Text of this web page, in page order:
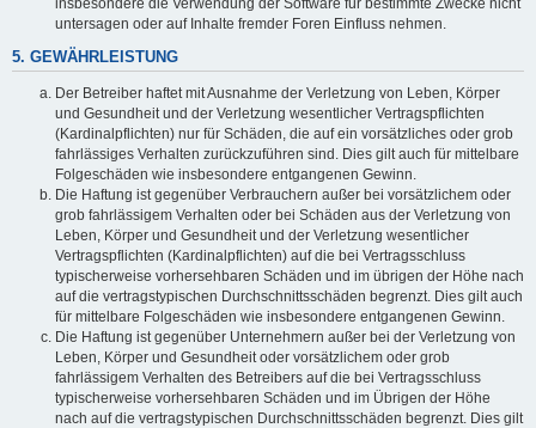
insbesondere die Verwendung der Software für bestimmte Zwecke nicht
untersagen oder auf Inhalte fremder Foren Einfluss nehmen.
5. GEWÄHRLEISTUNG
Der Betreiber haftet mit Ausnahme der Verletzung von Leben, Körper
und Gesundheit und der Verletzung wesentlicher Vertragspflichten
(Kardinalpflichten) nur für Schäden, die auf ein vorsätzliches oder grob
fahrlässiges Verhalten zurückzuführen sind. Dies gilt auch für mittelbare
Folgeschäden wie insbesondere entgangenen Gewinn.
Die Haftung ist gegenüber Verbrauchern außer bei vorsätzlichem oder
grob fahrlässigem Verhalten oder bei Schäden aus der Verletzung von
Leben, Körper und Gesundheit und der Verletzung wesentlicher
Vertragspflichten (Kardinalpflichten) auf die bei Vertragsschluss
typischerweise vorhersehbaren Schäden und im übrigen der Höhe nach
auf die vertragstypischen Durchschnittsschäden begrenzt. Dies gilt auch
für mittelbare Folgeschäden wie insbesondere entgangenen Gewinn.
Die Haftung ist gegenüber Unternehmern außer bei der Verletzung von
Leben, Körper und Gesundheit oder vorsätzlichem oder grob
fahrlässigem Verhalten des Betreibers auf die bei Vertragsschluss
typischerweise vorhersehbaren Schäden und im Übrigen der Höhe
nach auf die vertragstypischen Durchschnittsschäden begrenzt. Dies gilt